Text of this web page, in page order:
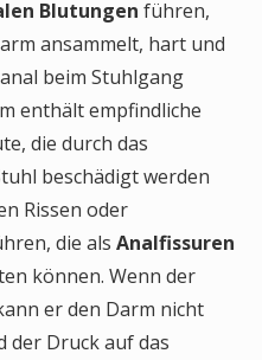
Blutungen führen,
ansammelt, hart und
beim Stuhlgang
enthält empfindliche
die durch das
beschädigt werden
Rissen oder
die als Analfissuren
können. Wenn der
er den Darm nicht
der Druck auf das